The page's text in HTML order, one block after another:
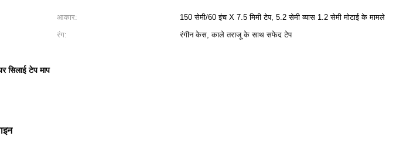
आकार:
150 सेमी/60 इंच X 7.5 मिमी टेप, 5.2 सेमी व्यास 1.2 सेमी मोटाई के मामले
रंग:
रंगीन केस, काले तराजू के साथ सफेद टेप
सिलाई टेप माप